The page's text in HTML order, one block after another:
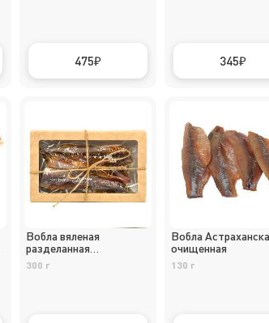
475 345
Вобла вяленая
разделанная
Астраханская
300 г
Вобла
очищенная
130 г